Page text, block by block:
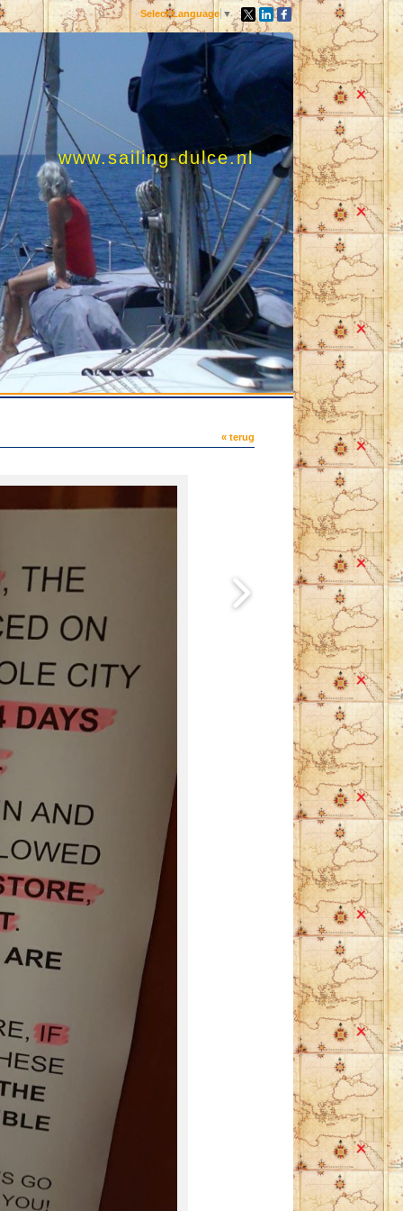
Select Language ▼
www.sailing-dulce.nl
« terug